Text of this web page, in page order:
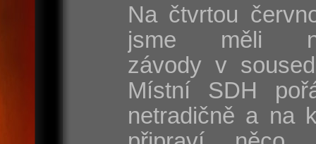
Na čtvrtou
jsme měli
závody v
Místní SDH
netradičně a na